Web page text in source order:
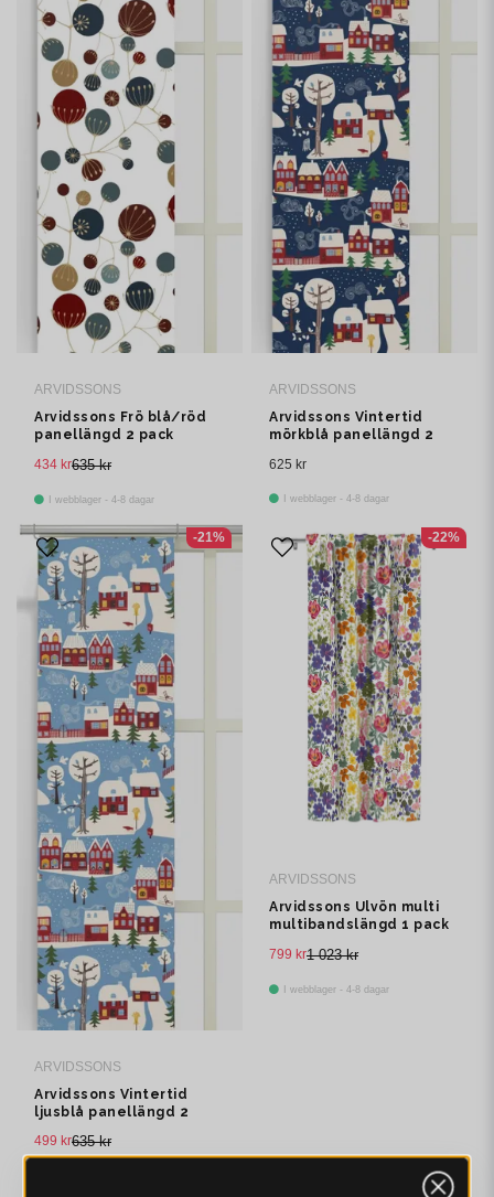
ARVIDSSONS
Arvidssons Frö blå/röd
panellängd 2 pack
635 kr
434 kr
I webblager - 4-8 dagar
ARVIDSSONS
Arvidssons Vintertid
mörkblå panellängd 2
625 kr
I webblager - 4-8 dagar
ARVIDSSONS
Arvidssons Vintertid
ljusblå panellängd 2
635 kr
499 kr
-21%
ARVIDSSONS
Arvidssons Ulvön multi
multibandslängd 1 pack
1 023 kr
799 kr
I webblager - 4-8 dagar
-22%